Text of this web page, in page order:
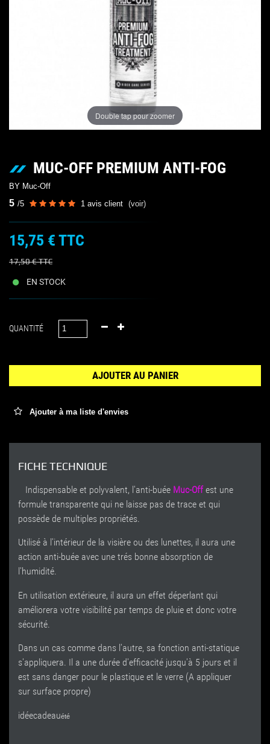
Double tap pour zoomer
MUC-OFF PREMIUM ANTI-FOG
BY Muc-Off
5 /5 1 avis client (voir)
15,75 € TTC
17,50 €TTC
EN STOCK
QUANTITÉ
AJOUTER AU PANIER
Ajouter à ma liste d'envies
FICHE TECHNIQUE
Indispensable et polyvalent, l'anti-buée Muc-Offest une
formule transparente qui ne laisse pas de trace et qui
possède de multiples propriétés.
Utilisé à l'intérieur de la visière ou des lunettes, il aura une
action anti-buée avec une trés bonne absorption de
l'humidité.
En utilisation extérieure, il aura un effet déperlant qui
améliorera votre visibilité par temps de pluie et donc votre
sécurité.
Dans un cas comme dans l'autre, sa fonction anti-statique
s'appliquera. Il a une durée d'efficacité jusqu'à 5 jours et il
est sans danger pour le plastique et le verre (A appliquer
sur surface propre)
idéecadeauété